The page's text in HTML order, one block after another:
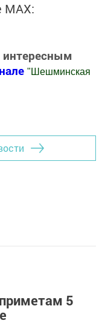
MАХ:
" Шешминская
5